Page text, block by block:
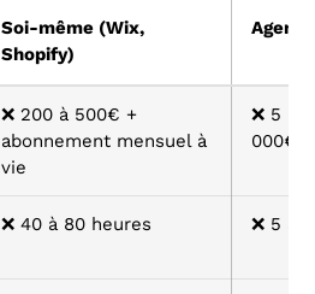
Soi-même (Wix,
Shopify)
❌ 200 à 500€ +
abonnement mensuel à
vie
❌ 5
000€
❌ 40 à 80 heures ❌ 5 à